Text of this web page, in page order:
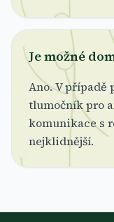
Je možné
Ano. V
tlumočník pro
komunikace s
nejklidnější.